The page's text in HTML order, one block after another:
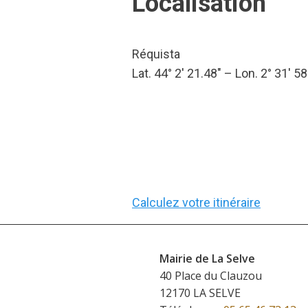
Réquista
Lat. 44° 2′ 21.48″ – Lon. 2° 31′
Calculez votre itinéraire
Mairie de La Selve
40 Place du Clauzou
12170 LA SELVE